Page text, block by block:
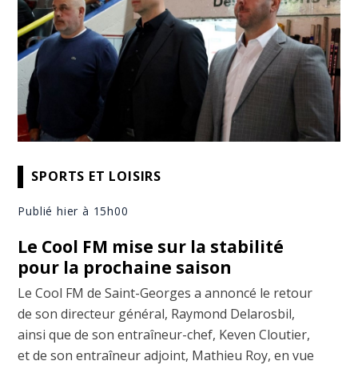
SPORTS ET LOISIRS
Publié hier à 15h00
Le Cool FM mise sur la stabilité
pour la prochaine saison
Le Cool FM de Saint-Georges a annoncé le retour
de son directeur général, Raymond Delarosbil,
ainsi que de son entraîneur-chef, Keven Cloutier,
et de son entraîneur adjoint, Mathieu Roy, en vue